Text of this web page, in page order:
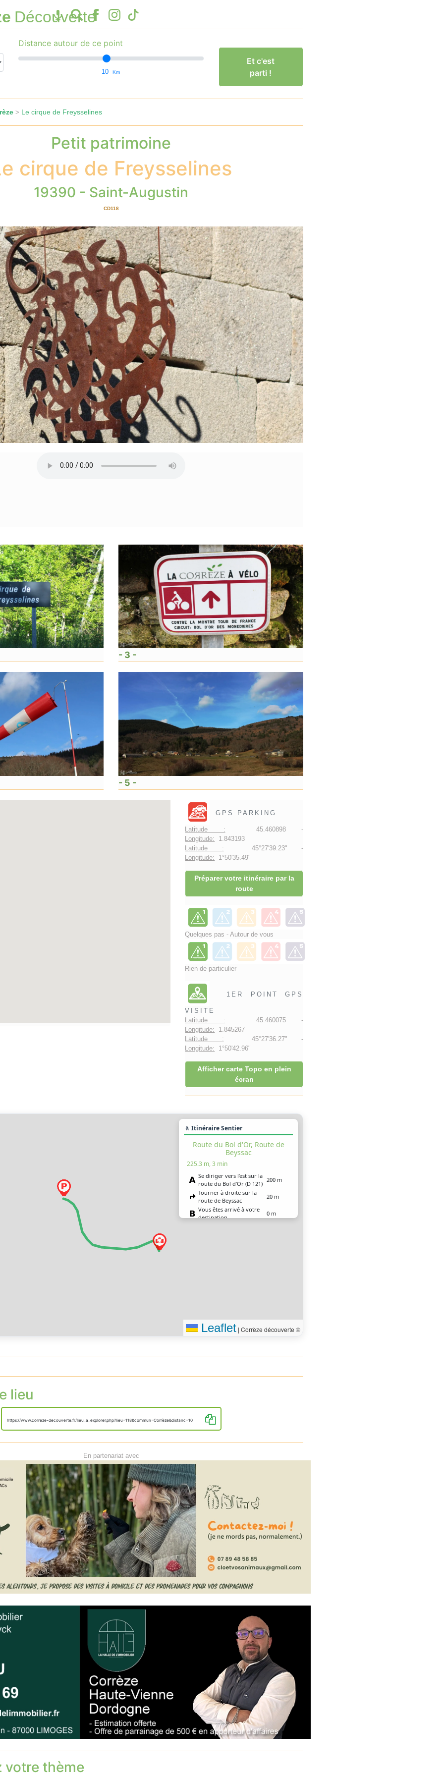
Découverte
Distance autour de ce point
10 Km
Et c'est
parti !
> Le cirque de Freysselines
Petit patrimoine
cirque de Freysselines
19390 - Saint-Augustin
CD118
- 3 -
- 5 -
GPS PARKING
Latitude : 45.460898 -
Longitude: 1.843193
Latitude : 45°27'39.23" -
Longitude: 1°50'35.49"
Préparer votre itinéraire par la
route
Quelques pas - Autour de vous
Rien de particulier
1ER POINT GPS
VISITE
Latitude : 45.460075 -
Longitude: 1.845267
Latitude : 45°27'36.27" -
Longitude: 1°50'42.96"
Afficher carte Topo en plein
écran
🚶 Itinéraire Sentier
Route du Bol d'Or, Route de
Beyssac
225.3 m, 3 min
Se diriger vers l’est sur la
route du Bol d’Or (D 121)
200 m
Tourner à droite sur la
route de Beyssac
20 m
Vous êtes arrivé à votre
destination
0 m
Leaflet | Corrèze découverte ©
lieu
https://www.correze-decouverte.fr/lieu_a_explorer.php?lieu=118&commun=Corrèze&distanc=10
En partenariat avec
votre thème